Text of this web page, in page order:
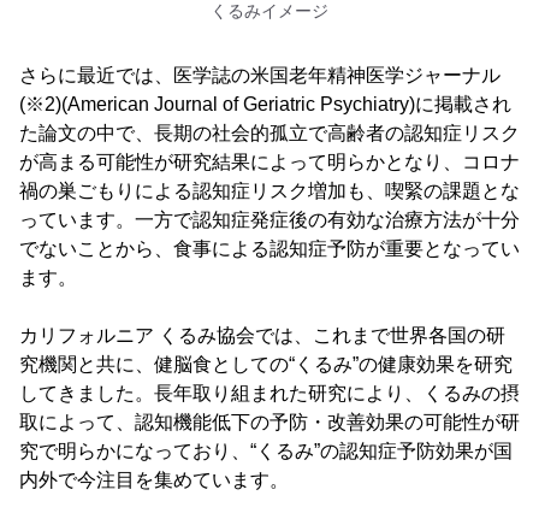
くるみイメージ
さらに最近では、医学誌の米国老年精神医学ジャーナル
(※2)(American Journal of Geriatric Psychiatry)に掲載され
た論文の中で、長期の社会的孤立で高齢者の認知症リスク
が高まる可能性が研究結果によって明らかとなり、コロナ
禍の巣ごもりによる認知症リスク増加も、喫緊の課題とな
っています。一方で認知症発症後の有効な治療方法が十分
でないことから、食事による認知症予防が重要となってい
ます。
カリフォルニア くるみ協会では、これまで世界各国の研
究機関と共に、健脳食としての“くるみ”の健康効果を研究
してきました。長年取り組まれた研究により、くるみの摂
取によって、認知機能低下の予防・改善効果の可能性が研
究で明らかになっており、“くるみ”の認知症予防効果が国
内外で今注目を集めています。